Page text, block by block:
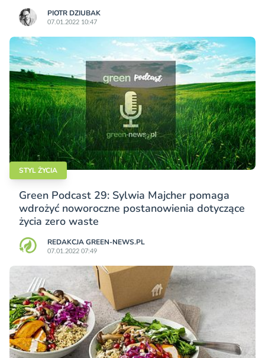
PIOTR DZIUBAK
07.01.2022 10:47
STYL ŻYCIA
Green Podcast 29: Sylwia Majcher pomaga
wdrożyć noworoczne postanowienia dotyczące
życia zero waste
REDAKCJA GREEN-NEWS.PL
07.01.2022 07:49